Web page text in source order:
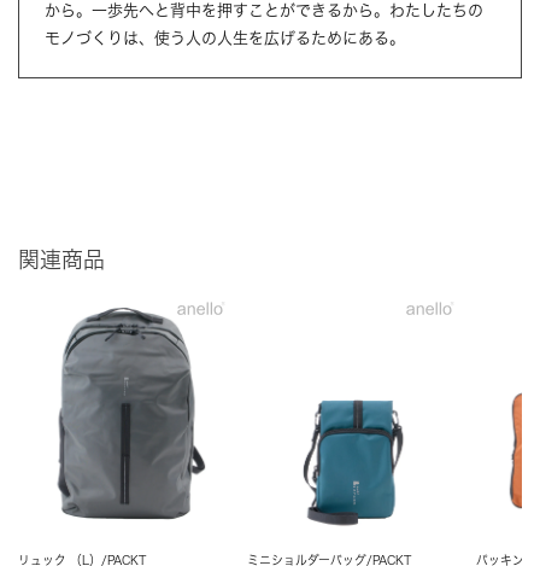
から。一歩先へと背中を押すことができるから。わたしたちの
モノづくりは、使う人の人生を広げるためにある。
関連商品
リュック （L）/PACKT ミニショルダーバッグ/PACKT パッキング